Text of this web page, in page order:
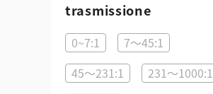
trasmissione
0~7:1
7～45:1
45～231:1
231～1000:1